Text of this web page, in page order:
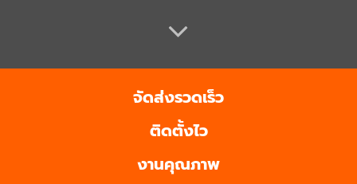
จัดส่งรวดเร็ว
ติดตั้งไว
งานคุณภาพ